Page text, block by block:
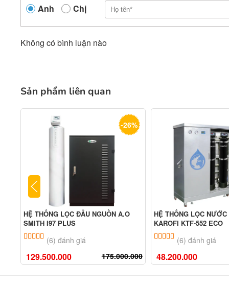
Anh Chị
Không có bình luận nào
Sản phẩm liên quan
-26%
HỆ THỐNG LỌC ĐẦU NGUỒN A.O
SMITH I97 PLUS
5.00 trên 5 dựa trên
(6) đánh giá
129.500.000 175.000.000
HỆ THỐNG LỌC
KAROFI KTF-552 ECO
5.00 trên 5 dựa
(6) đánh giá
48.200.000